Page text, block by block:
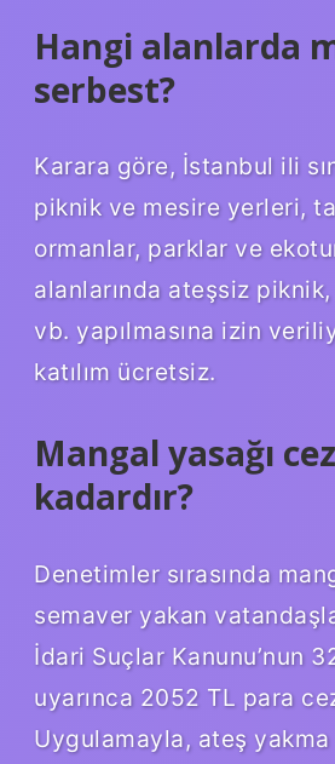
Hangi alanlarda
serbest?
Karara göre, İstanbul ili
piknik ve mesire yerleri,
ormanlar, parklar ve
alanlarında ateşsiz
vb. yapılmasına izin
katılım ücretsiz.
Mangal yasağı
kadardır?
Denetimler sırasında
semaver yakan
İdari Suçlar Kanunu’nun
uyarınca 2052 TL para
Uygulamayla, ateş yakma